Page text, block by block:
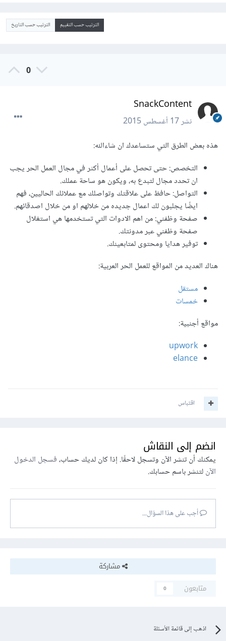
الترتيب حسب التقييم الترتيب حسب التاريخ
0
SnackContent
نشر17 أغسطس 2015
هذه بعض الطرق التي ستساعدك ان شاءالله:
التخصص: حتى تحصل على أعمال أكثر في مجال العمل الحر يجب
ان تحدد مجال لتبدع به، ويكون هو ساحة عملك.
التواصل: حافظ على علاقتك وتواصلك مع عملائك الحاليين، فهم
ايضًا يجلبون لك اعمال جديده من خلالهم او من خلال اصدقائهم.
صفحة وظفني: من اهم الادوات التي تستخدمها هي استغلال
صفحة وظفني عبر مدونتك.
توفير هدايا ومحتوى لمتابعينك.
هناك العديد من المواقع للعمل الحر العربية:
مستقل
خمسات
مواقع أجنبية:
upwork
elance
اقتباس
انضم إلى النقاش
يمكنك أن تنشر الآن وتسجل لاحقًا. إذا كان لديك حساب،فسجل الدخول
الآنلتنشر باسم حسابك.
أجب على هذا السؤال...
مشاركة
متابعون
0
اذهب إلى قائمة الأسئلة